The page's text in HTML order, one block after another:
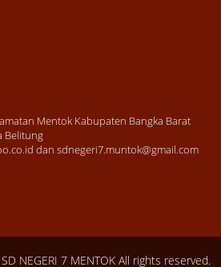
Mentok Kabupaten Bangka Barat
Belitung
dan sdnegeri7.muntok@gmail.com
NEGERI 7 MENTOKAll rights reserved.